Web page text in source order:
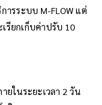
ารระบบ M-FLOW แต่
รียกเก็บค่าปรับ 10
ยในระยะเวลา 2 วัน